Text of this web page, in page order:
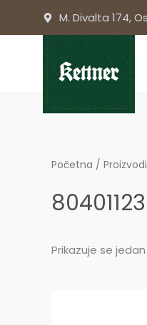
M. Divalta 174,
Početna /
80401123
Prikazuje se